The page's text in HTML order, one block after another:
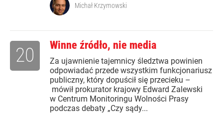
Michał Krzymowski
Winne źródło, nie media
Za ujawnienie tajemnicy śledztwa powinien
odpowiadać przede wszystkim funkcjonariusz
publiczny, który dopuścił się przecieku –
mówił prokurator krajowy Edward Zalewski
w Centrum Monitoringu Wolności Prasy
podczas debaty „Czy sądy...
20